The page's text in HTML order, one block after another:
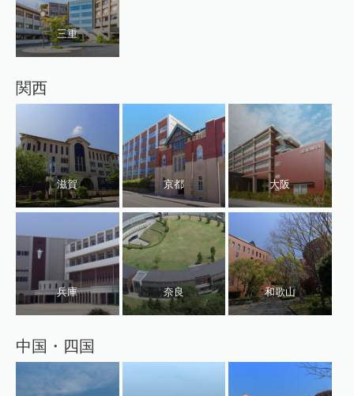
三重
関西
滋賀 京都 大阪
兵庫 奈良 和歌山
中国・四国